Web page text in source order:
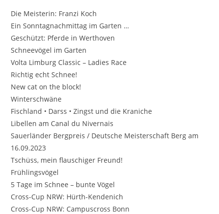
Die Meisterin: Franzi Koch
Ein Sonntagnachmittag im Garten …
Geschützt: Pferde in Werthoven
Schneevögel im Garten
Volta Limburg Classic – Ladies Race
Richtig echt Schnee!
New cat on the block!
Winterschwäne
Fischland • Darss • Zingst und die Kraniche
Libellen am Canal du Nivernais
Sauerländer Bergpreis / Deutsche Meisterschaft Berg am
16.09.2023
Tschüss, mein flauschiger Freund!
Frühlingsvögel
5 Tage im Schnee – bunte Vögel
Cross-Cup NRW: Hürth-Kendenich
Cross-Cup NRW: Campuscross Bonn